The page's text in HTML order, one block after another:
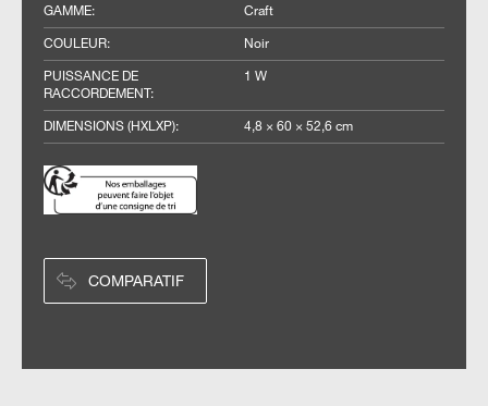
GAMME:
Craft
COULEUR:
Noir
PUISSANCE DE
RACCORDEMENT:
1 W
DIMENSIONS (HXLXP): 4,8 × 60 × 52,6 cm
COMPARATIF